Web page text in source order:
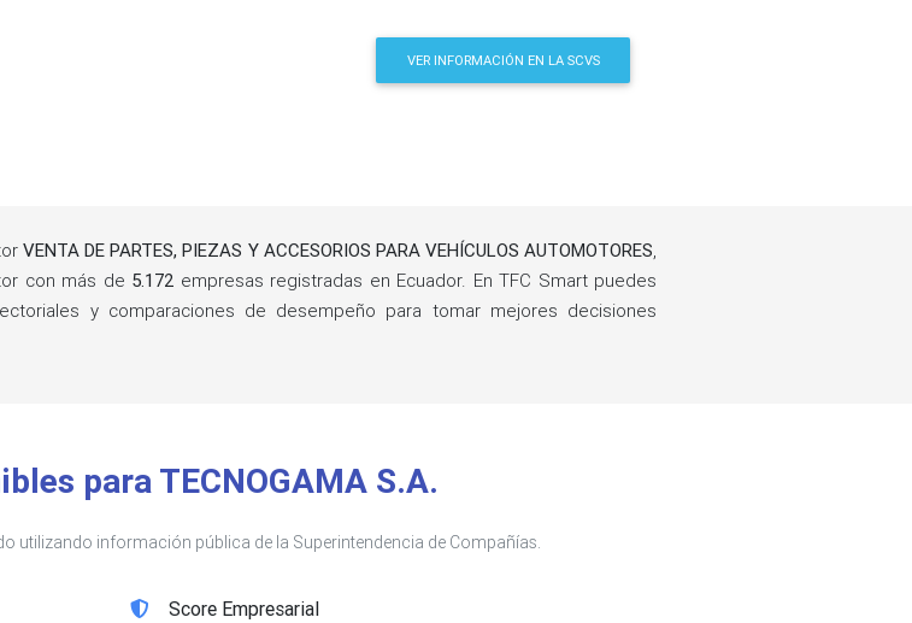
VER INFORMACIÓN EN LA SCVS
VENTA DE PARTES, PIEZAS Y ACCESORIOS PARA VEHÍCULOS AUTOMOTORES,
con más de 5.172 empresas registradas en Ecuador. En TFC Smart puedes
y comparaciones de desempeño para tomar mejores decisiones
para TECNOGAMA S.A.
utilizando información pública de la Superintendencia de Compañías.
Score Empresarial